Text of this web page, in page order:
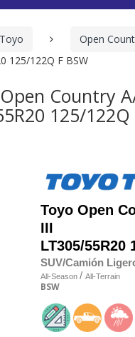
Toyo
Open
125/122Q F BSW
Country
125/122Q
Toyo Open
III
LT305/55R20
SUV/Camión
All-Season / All-Terrain
BSW